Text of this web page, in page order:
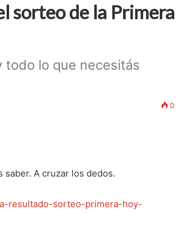
sorteo de la Primera
todo lo que necesitás
0
saber. A cruzar los dedos.
resultado-sorteo-primera-hoy-